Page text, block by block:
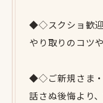
◆◇スクショ歓
やり取りのコツ
◆◇ご新規さま
話さぬ後悔より